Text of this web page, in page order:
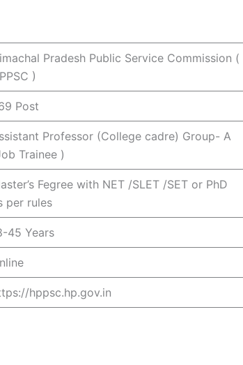
Pradesh Public Service Commission (
)
Post
Professor (College cadre) Group- A
Trainee )
Fegree with NET /SLET /SET or PhD
per rules
45 Years
hppsc.hp.gov.in